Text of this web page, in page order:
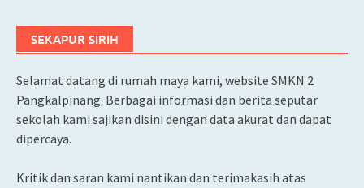
SEKAPUR SIRIH
Selamat datang di rumah maya kami, website SMKN 2
Pangkalpinang. Berbagai informasi dan berita seputar
sekolah kami sajikan disini dengan data akurat dan dapat
dipercaya.
Kritik dan saran kami nantikan dan terimakasih atas